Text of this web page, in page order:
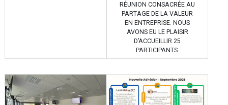
RÉUNION CONSACRÉE AU
PARTAGE DE LA VALEUR
EN ENTREPRISE. NOUS
AVONS EU LE PLAISIR
D’ACCUEILLIR 25
PARTICIPANTS.